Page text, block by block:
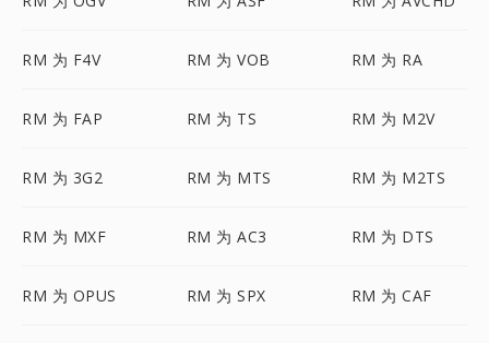
RM 为 F4V RM 为 VOB RM 为 RA
RM 为 FAP RM 为 TS RM 为 M2V
RM 为 3G2 RM 为 MTS RM 为 M2TS
RM 为 MXF RM 为 AC3 RM 为 DTS
RM 为 OPUS RM 为 SPX RM 为 CAF